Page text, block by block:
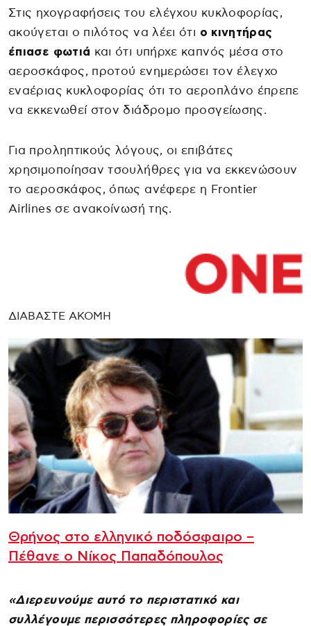
Στις ηχογραφήσεις του ελέγχου κυκλοφορίας,
ακούγεται ο πιλότος να λέει ότι ο κινητήρας
έπιασε φωτιά και ότι υπήρχε καπνός μέσα στο
αεροσκάφος, προτού ενημερώσει τον έλεγχο
εναέριας κυκλοφορίας ότι το αεροπλάνο έπρεπε
να εκκενωθεί στον διάδρομο προσγείωσης.
Για προληπτικούς λόγους, οι επιβάτες
χρησιμοποίησαν τσουλήθρες για να εκκενώσουν
το αεροσκάφος, όπως ανέφερε η Frontier
Airlines σε ανακοίνωσή της.
ΔΙΑΒΑΣΤΕ ΑΚΟΜΗ
Θρήνος στο ελληνικό ποδόσφαιρο –
Πέθανε ο Νίκος Παπαδόπουλος
«Διερευνούμε αυτό το περιστατικό και
συλλέγουμε περισσότερες πληροφορίες σε